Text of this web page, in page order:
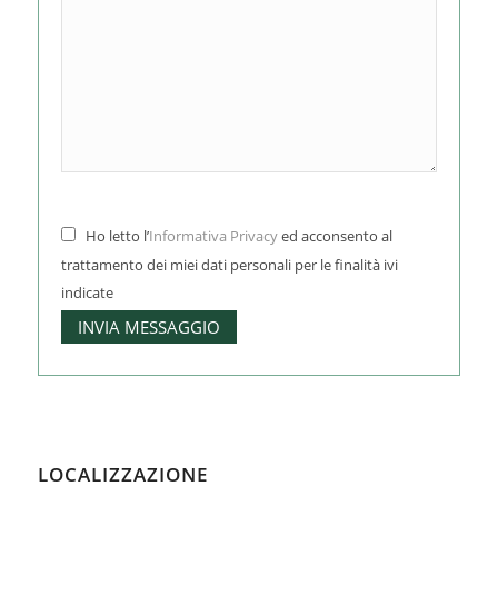
Ho letto l’Informativa Privacyed acconsento al
trattamento dei miei dati personali per le finalità ivi
indicate
LOCALIZZAZIONE